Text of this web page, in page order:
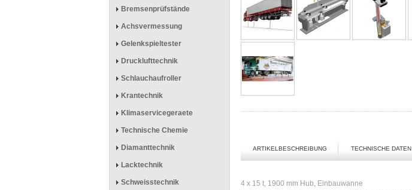
ARTIKELBESCHREIBUNG TECHNISCHE DATEN
4 x 15 t, 1900 mm Hub, Einbauwanne
Bremsenprüfstände
Achsvermessung
Gelenkspieltester
Drucklufttechnik
Schlauchaufroller
Krantechnik
Klimaservicegeraete
Technische Chemie
Diamanttechnik
Lacktechnik
Schweisstechnik